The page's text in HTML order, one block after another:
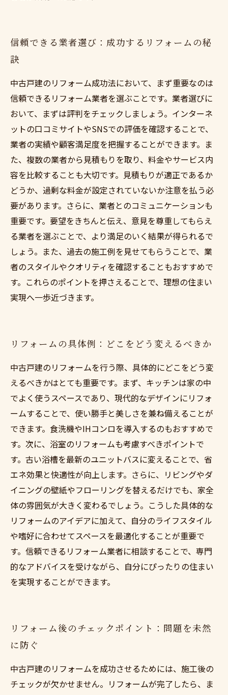
信頼できる業者選び：成功するリフォームの秘
訣
中古戸建のリフォーム成功法において、まず重要なのは
信頼できるリフォーム業者を選ぶことです。業者選びに
おいて、まずは評判をチェックしましょう。インターネ
ットの口コミサイトやSNSでの評価を確認することで、
業者の実績や顧客満足度を把握することができます。ま
た、複数の業者から見積もりを取り、料金やサービス内
容を比較することも大切です。見積もりが適正であるか
どうか、過剰な料金が設定されていないか注意を払う必
要があります。さらに、業者とのコミュニケーションも
重要です。要望をきちんと伝え、意見を尊重してもらえ
る業者を選ぶことで、より満足のいく結果が得られるで
しょう。また、過去の施工例を見せてもらうことで、業
者のスタイルやクオリティを確認することもおすすめで
す。これらのポイントを押さえることで、理想の住まい
実現へ一歩近づきます。
リフォームの具体例：どこをどう変えるべきか
中古戸建のリフォームを行う際、具体的にどこをどう変
えるべきかはとても重要です。まず、キッチンは家の中
でよく使うスペースであり、現代的なデザインにリフォ
ームすることで、使い勝手と美しさを兼ね備えることが
できます。食洗機やIHコンロを導入するのもおすすめで
す。次に、浴室のリフォームも考慮すべきポイントで
す。古い浴槽を最新のユニットバスに変えることで、省
エネ効果と快適性が向上します。さらに、リビングやダ
イニングの壁紙やフローリングを替えるだけでも、家全
体の雰囲気が大きく変わるでしょう。こうした具体的な
リフォームのアイデアに加えて、自分のライフスタイル
や嗜好に合わせてスペースを最適化することが重要で
す。信頼できるリフォーム業者に相談することで、専門
的なアドバイスを受けながら、自分にぴったりの住まい
を実現することができます。
リフォーム後のチェックポイント：問題を未然
に防ぐ
中古戸建のリフォームを成功させるためには、施工後の
チェックが欠かせません。リフォームが完了したら、ま